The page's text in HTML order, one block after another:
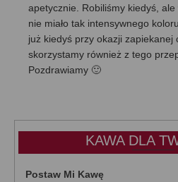
apetycznie. Robiliśmy kiedyś, ale
nie miało tak intensywnego
już kiedyś przy okazji zapiekanej
skorzystamy również z tego
Pozdrawiamy 🙂
KAWA DLA
Postaw Mi Kawę